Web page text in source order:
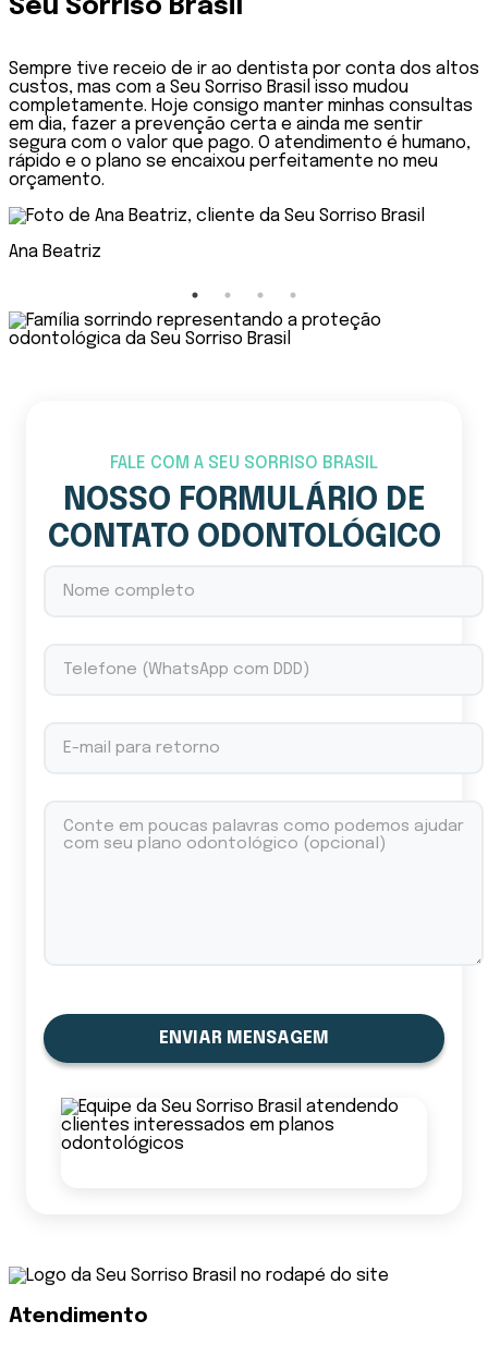
Seu Sorriso Brasil
Contratei o seguro odontológico da Seu Sorriso Brasil
para toda a minha família e foi uma das melhores
decisões que já tomei. Meus filhos fazem
acompanhamento odontológico regular, sem
burocracia, e eu tenho a tranquilidade de saber que
estamos protegidos em caso de imprevistos. O
é ágil, atencioso e sempre pronto para orientar.
Rodrigo Mendes
FALE COM A SEU SORRISO BRASIL
NOSSO FORMULÁRIO DE
CONTATO ODONTOLÓGICO
ENVIAR MENSAGEM
Atendimento